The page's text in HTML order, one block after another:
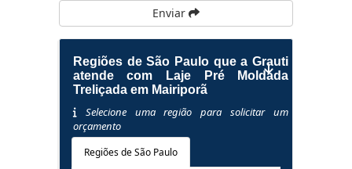
Enviar
Regiões de São Paulo que a Grauti
atende com Laje Pré Moldada
Treliçada em Mairiporã
Selecione uma região para solicitar um
orçamento
Regiões de São Paulo